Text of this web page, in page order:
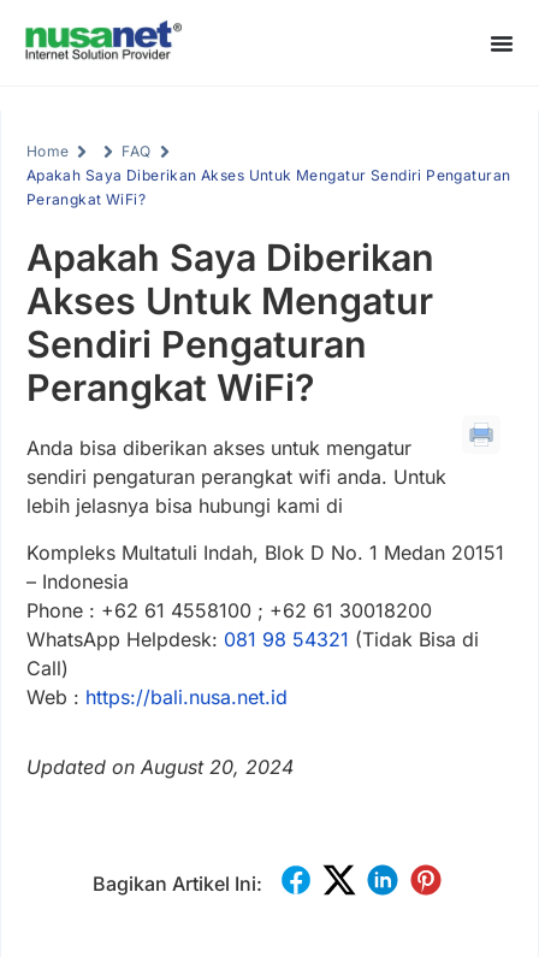
Home
FAQ
Apakah Saya Diberikan Akses Untuk Mengatur Sendiri Pengaturan
Perangkat WiFi?
Apakah Saya Diberikan
Akses Untuk Mengatur
Sendiri Pengaturan
Perangkat WiFi?
Anda bisa diberikan akses untuk mengatur
sendiri pengaturan perangkat wifi anda. Untuk
lebih jelasnya bisa hubungi kami di
Kompleks Multatuli Indah, Blok D No. 1 Medan 20151
– Indonesia
Phone : +62 61 4558100 ; +62 61 30018200
WhatsApp Helpdesk: 081 98 54321 (Tidak Bisa di
Call)
Web : https://bali.nusa.net.id
Updated on August 20, 2024
Bagikan Artikel Ini: